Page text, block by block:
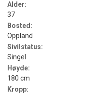
Alder:
37
Bosted:
Oppland
Sivilstatus:
Singel
Høyde:
180 cm
Kropp: